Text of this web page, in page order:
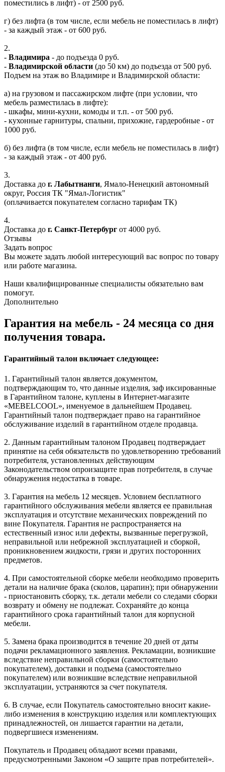
поместились в лифт) - от 2500 руб.
г) без лифта (в том числе, если мебель не поместилась в лифт)
- за каждый этаж - от 600 руб.
2.
- Владимира - до подъезда 0 руб.
- Владимирской области (до 50 км) до подъезда от 500 руб.
Подъем на этаж во Владимире и Владимирской области:
а) на грузовом и пассажирском лифте (при условии, что
мебель разместилась в лифте):
- шкафы, мини-кухни, комоды и т.п. - от 500 руб.
- кухонные гарнитуры, спальни, прихожие, гардеробные - от
1000 руб.
б) без лифта (в том числе, если мебель не поместилась в лифт)
- за каждый этаж - от 400 руб.
3.
Доставка до г. Лабытнанги, Ямало-Ненецкий автономный
округ, Россия ТК "Ямал-Логистик"
(оплачивается покупателем согласно тарифам ТК)
4.
Доставка до г. Санкт-Петербург от 4000 руб.
Отзывы
Задать вопрос
Вы можете задать любой интересующий вас вопрос по товару
или работе магазина.
Наши квалифицированные специалисты обязательно вам
помогут.
Дополнительно
Гарантия на мебель - 24 месяца со дня
получения товара.
Гарантийный талон включает следующее:
1. Гарантийный талон является документом,
подтверждающим то, что данные изделия, заф иксированные
в Гарантийном талоне, куплены в Интернет-магазите
«MEBELCOOL», именуемое в дальнейшем Продавец.
Гарантийный талон подтверждает право на гарантийное
обслуживание изделий в гарантийном отделе продавца.
2. Данным гарантийным талоном Продавец подтверждает
принятие на себя обязательств по удовлетворению требований
потребителя, установленных действующим
Законодательством опроизащите прав потребителя, в случае
обнаружения недостатка в товаре.
3. Гарантия на мебель 12 месяцев. Условием бесплатного
гарантийного обслуживания мебели является ее правильная
эксплуатация и отсутствие механических повреждений по
вине Покупателя. Гарантия не распространяется на
естественный износ или дефекты, вызванные перегрузкой,
неправильной или небрежной эксплуатацией и сборкой,
проникновением жидкости, грязи и других посторонних
предметов.
4. При самостоятельной сборке мебели необходимо проверить
детали на наличие брака (сколов, царапин); при обнаружении
- приостановить сборку, т.к. детали мебели со следами сборки
возврату и обмену не подлежат. Сохраняйте до конца
гарантийного срока гарантийный талон для корпусной
мебели.
5. Замена брака производится в течение 20 дней от даты
подачи рекламационного заявления. Рекламации, возникшие
вследствие неправильной сборки (самостоятельно
покупателем), доставки и подъема (самостоятельно
покупателем) или возникшие вследствие неправильной
эксплуатации, устраняются за счет покупателя.
6. В случае, если Покупатель самостоятельно вносит какие-
либо изменения в конструкцию изделия или комплектующих
принадлежностей, он лишается гарантии на детали,
подвергшиеся изменениям.
Покупатель и Продавец обладают всеми правами,
предусмотренными Законом «О защите прав потребителей».